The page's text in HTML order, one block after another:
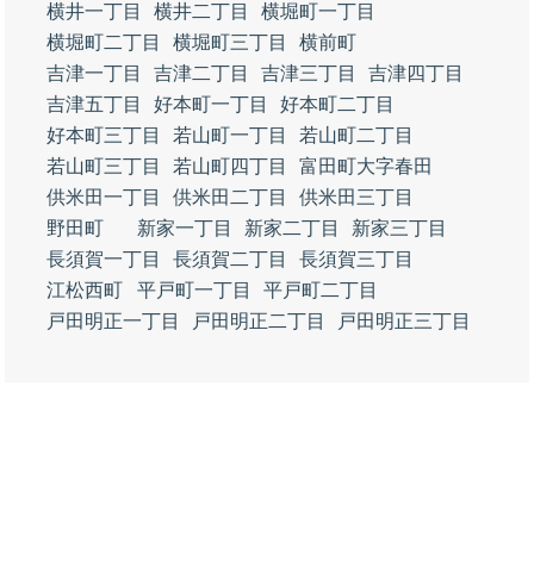
横井一丁目
横井二丁目
横堀町一丁目
横堀町二丁目
横堀町三丁目
横前町
吉津一丁目
吉津二丁目 吉津三丁目
吉津四丁目
吉津五丁目
好本町一丁目
好本町二丁目
好本町三丁目
若山町一丁目
若山町二丁目
若山町三丁目
若山町四丁目
富田町大字春田
供米田一丁目
供米田二丁目
供米田三丁目
野田町
新家一丁目 新家二丁目
新家三丁目
長須賀一丁目
長須賀二丁目
長須賀三丁目
江松西町
平戸町一丁目
平戸町二丁目
戸田明正一丁目
戸田明正二丁目 戸田明正三丁目